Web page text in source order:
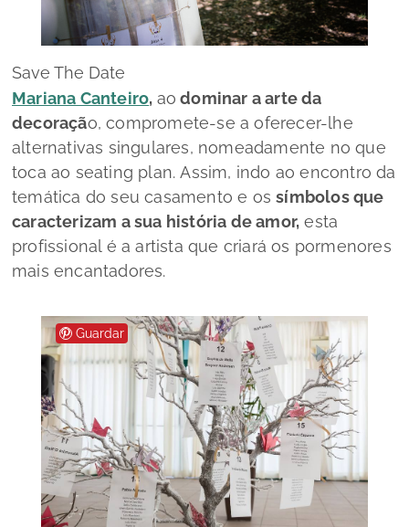
Save The Date
Mariana Canteiro, ao dominar a arte da
decoração, compromete-se a oferecer-lhe
alternativas singulares, nomeadamente no que
toca ao seating plan.Assim, indo ao encontro da
temática do seu casamento e ossímbolos que
caracterizam a sua história de amor, esta
profissional é a artista que criará os pormenores
mais encantadores.
Guardar